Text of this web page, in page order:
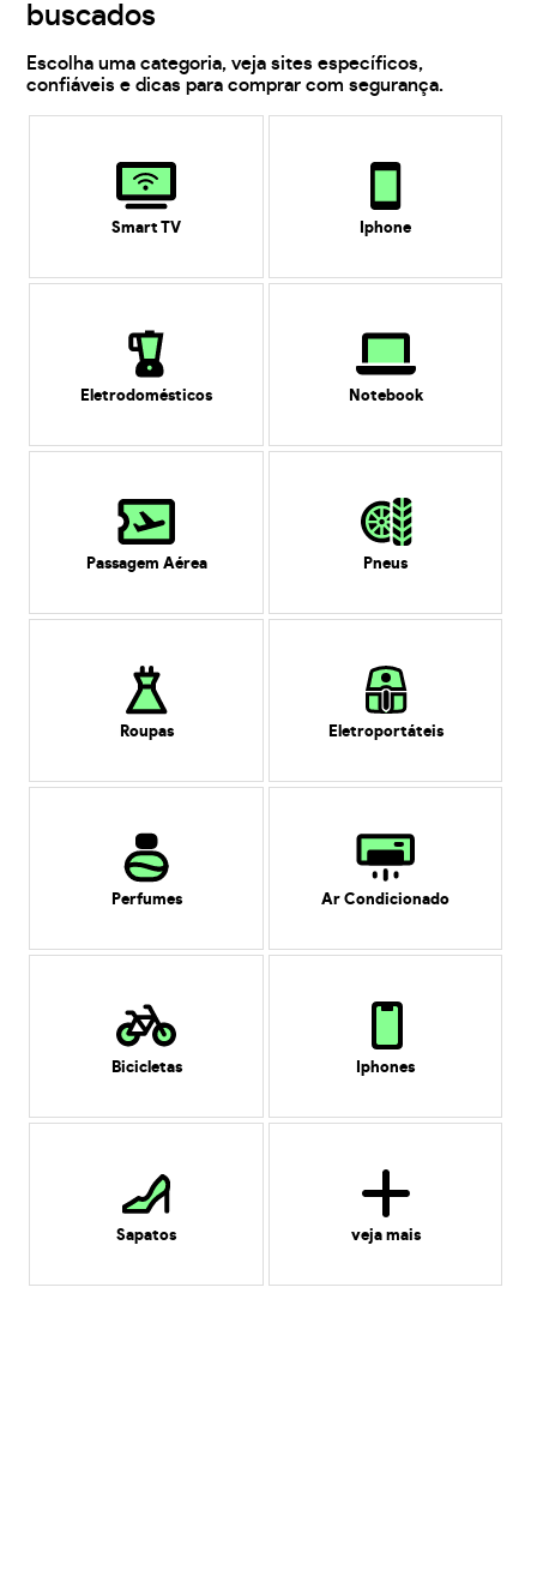
buscados
Escolha uma categoria, veja sites específicos,
confiáveis e dicas para comprar com segurança.
Smart TV Iphone
Eletrodomésticos Notebook
Passagem Aérea Pneus
Roupas Eletroportáteis
Perfumes Ar Condicionado
Bicicletas Iphones
Sapatos veja mais